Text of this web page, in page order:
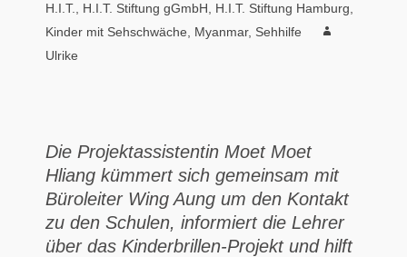
H.I.T.
H.I.T. Stiftung gGmbH H.I.T. Stiftung Hamburg
Kinder mit Sehschwäche
Myanmar, Sehhilfe
Ulrike
Die Projektassistentin Moet Moet
Hliang kümmert sich gemeinsam mit
Büroleiter Wing Aung um den Kontakt
zu den Schulen, informiert die Lehrer
über das Kinderbrillen-Projekt und hilft